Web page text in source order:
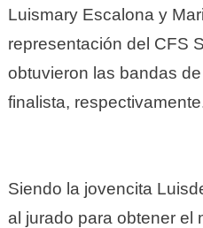
Luismary Escalona y
representación del CFS
obtuvieron las bandas
finalista,
Siendo la jovencita
al jurado para obtener el